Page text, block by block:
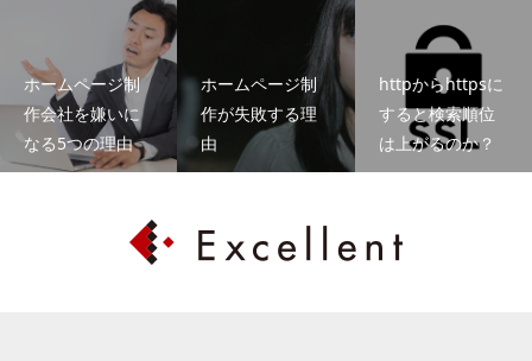
ホームページ制
作会社を嫌いに
なる5つの理由
ホームページ制
作が失敗する理
由
httpからhttpsに
すると検索順位
は上がるのか？